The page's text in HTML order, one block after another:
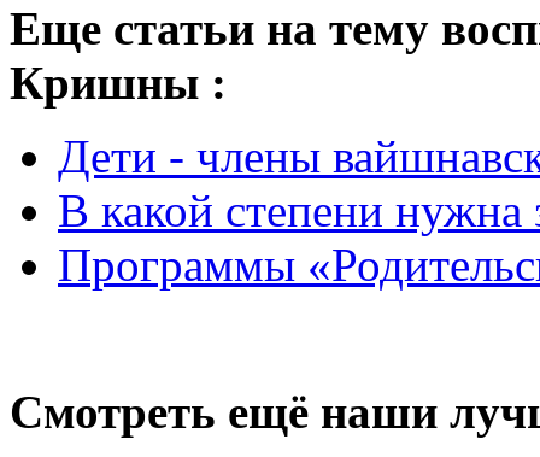
Еще статьи на тему
Кришны :
Дети - члены
В какой степени нужна
Программы
Смотреть ещё наши